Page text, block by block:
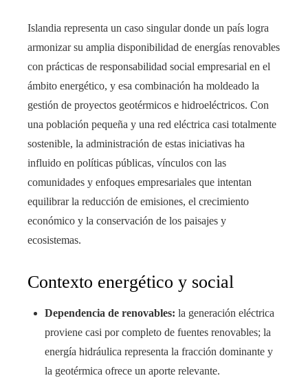
Islandia representa un caso singular donde un país logra
armonizar su amplia disponibilidad de energías renovables
con prácticas de responsabilidad social empresarial en el
ámbito energético, y esa combinación ha moldeado la
gestión de proyectos geotérmicos e hidroeléctricos. Con
una población pequeña y una red eléctrica casi totalmente
sostenible, la administración de estas iniciativas ha
influido en políticas públicas, vínculos con las
comunidades y enfoques empresariales que intentan
equilibrar la reducción de emisiones, el crecimiento
económico y la conservación de los paisajes y
ecosistemas.
Contexto energético y social
Dependencia de renovables: la generación eléctrica
proviene casi por completo de fuentes renovables; la
energía hidráulica representa la fracción dominante y
la geotérmica ofrece un aporte relevante.